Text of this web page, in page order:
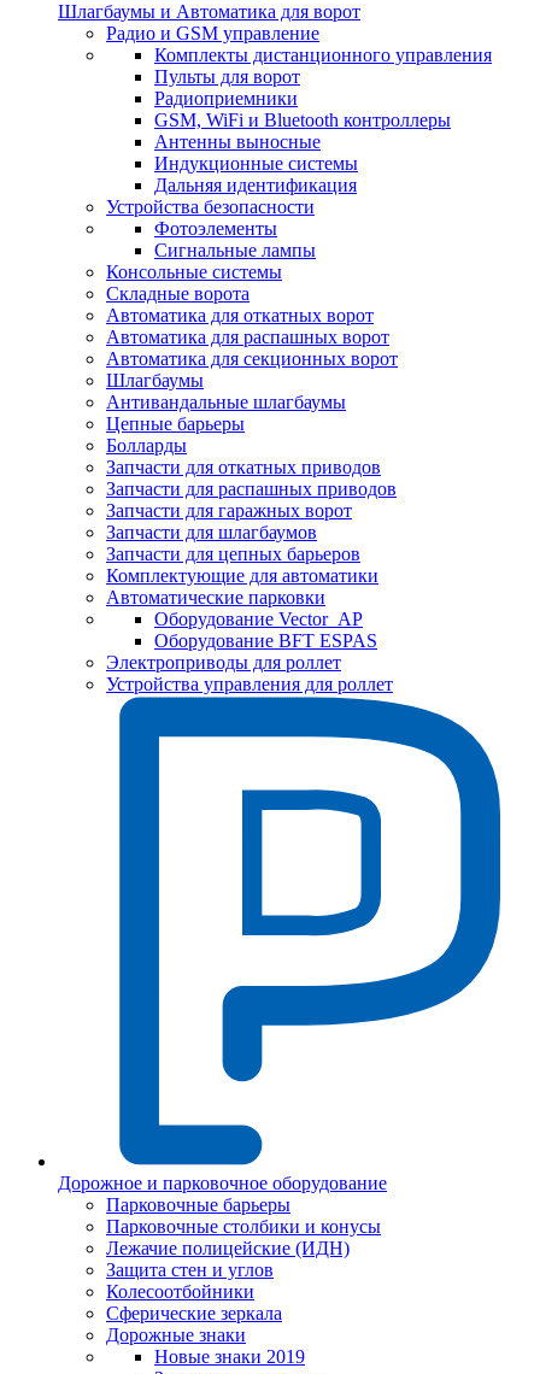
Шлагбаумы и Автоматика для ворот
Радио и GSM управление
Комплекты дистанционного управления
Пульты для ворот
Радиоприемники
GSM, WiFi и Bluetooth контроллеры
Антенны выносные
Индукционные системы
Дальняя идентификация
Устройства безопасности
Фотоэлементы
Сигнальные лампы
Консольные системы
Складные ворота
Автоматика для откатных ворот
Автоматика для распашных ворот
Автоматика для секционных ворот
Шлагбаумы
Антивандальные шлагбаумы
Цепные барьеры
Болларды
Запчасти для откатных приводов
Запчасти для распашных приводов
Запчасти для гаражных ворот
Запчасти для шлагбаумов
Запчасти для цепных барьеров
Комплектующие для автоматики
Автоматические парковки
Оборудование Vector_AP
Оборудование BFT ESPAS
Электроприводы для роллет
Устройства управления для роллет
Дорожное и парковочное оборудование
Парковочные барьеры
Парковочные столбики и конусы
Лежачие полицейские (ИДН)
Защита стен и углов
Колесоотбойники
Сферические зеркала
Дорожные знаки
Новые знаки 2019